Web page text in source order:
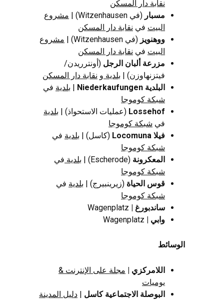
نقابة دار المسكن
مسبار (في Witzenhausen) |
مشروع
البيت في نقابة دار المسكن
ووهنويز (في Witzenhausen) |
مشروع
البيت في نقابة دار المسكن
مزرعة ألبان الرجل (أونترريدن/
فيتزنهاوزن) | بلدية و نقابة دار المسكن
البلدية Niederkaufungen
| بلدية في
شبكة كوموجا
Lossehof (عمليات الاستحواذ) | بلدية
في شبكة كوموجا
فيلا Locomuna
(كاسل) | بلدية في
شبكة كوموجا
المعكرونة (Escherode) | بلدية في
شبكة كوموجا
قوس الحياة (زيرينبيرج) | بلدية في
شبكة كوموجا
ساندبورغ |
Wagenplatz
وابي |
Wagenplatz
الوسائط
اللامركزي | مجلة على الإنترنت &
يوميات
البوصلة الاجتماعية كاسل | دليل المدينة